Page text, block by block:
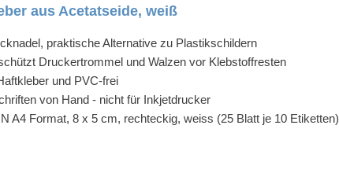
aus Acetatseide, weiß
praktische Alternative zu Plastikschildern
Druckertrommel und Walzen vor Klebstoffresten
und PVC-frei
von Hand - nicht für Inkjetdrucker
A4 Format, 8 x 5 cm, rechteckig, weiss (25 Blatt je 10 Etiketten)